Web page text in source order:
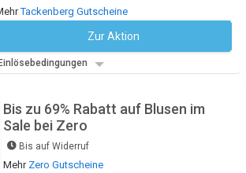
Tackenberg Gutscheine
Zur Aktion
Einlösebedingungen
Bis zu 69% Rabatt auf Blusen im
Sale bei Zero
Bis auf Widerruf
Mehr Zero Gutscheine